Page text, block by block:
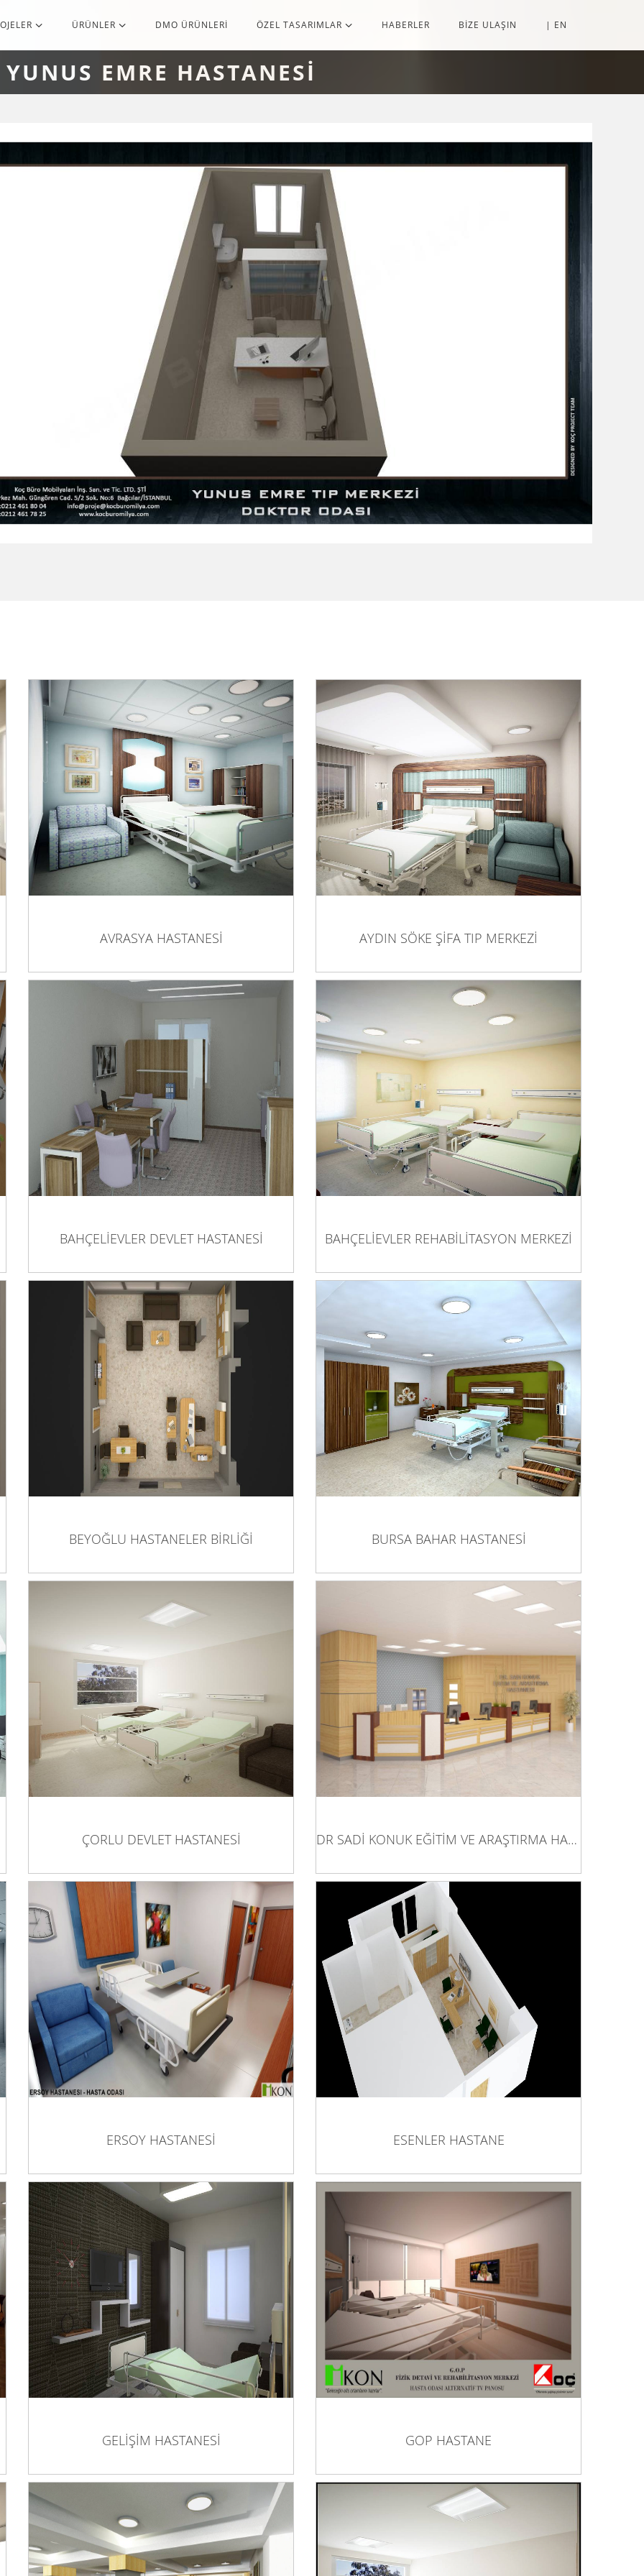
ÜRÜNLER DMO ÜRÜNLERİ ÖZEL TASARIMLAR HABERLER BİZE ULAŞIN | EN
YUNUS EMRE HASTANESİ
AVRASYA HASTANESİ
AVRASYA HASTANESİ
AYDIN SÖKE ŞİFA TIP MERKEZİ
AYDIN SÖKE ŞİFA TIP MERKEZİ
BAHÇELİEVLER DEVLET HASTANESİ
BAHÇELİEVLER DEVLET HASTANESİ
BAHÇELİEVLER REHABİLİTASYON
MERKEZİ
BAHÇELİEVLER REHABİLİTASYON MERKEZİ
BEYOĞLU HASTANELER BİRLİĞİ
BEYOĞLU HASTANELER BİRLİĞİ
BURSA BAHAR HASTANESİ
BURSA BAHAR HASTANESİ
ÇORLU DEVLET HASTANESİ
ÇORLU DEVLET HASTANESİ
DR SADİ KONUK EĞİTİM VE ARAŞTIRMA
HASTANESİ
DR SADİ KONUK EĞİTİM VE ARAŞTIRMA HASTANESİ
ERSOY HASTANESİ
ERSOY HASTANESİ
ESENLER HASTANE
ESENLER HASTANE
GELİŞİM HASTANESİ
GELİŞİM HASTANESİ
GOP HASTANE
GOP HASTANE